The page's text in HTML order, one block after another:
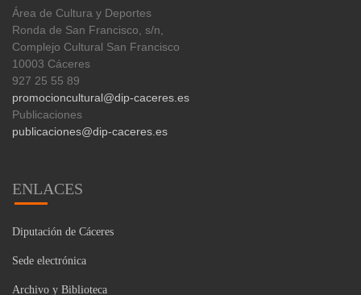
Área de Cultura y Deportes
Ronda de San Francisco, s/n,
Complejo Cultural San Francisco
10003 Cáceres
927 25 55 89
promocioncultural@dip-caceres.es
Publicaciones
publicaciones@dip-caceres.es
ENLACES
Diputación de Cáceres
Sede electrónica
Archivo y Biblioteca